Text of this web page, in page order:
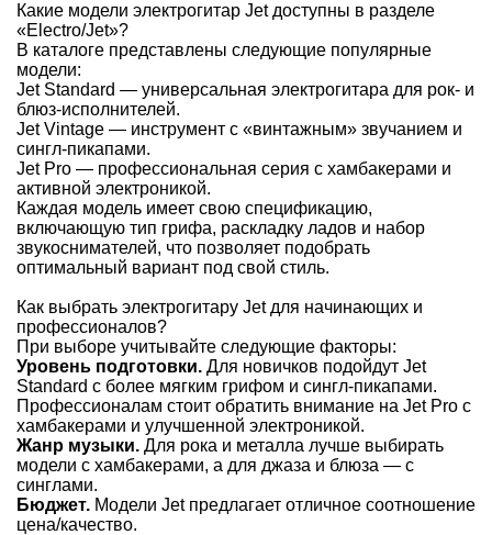
Какие модели электрогитар Jet доступны в разделе
«Electro/Jet»?
В каталоге представлены следующие популярные
модели:
Jet Standard — универсальная электрогитара для рок- и
блюз-исполнителей.
Jet Vintage — инструмент с «винтажным» звучанием и
сингл-пикапами.
Jet Pro — профессиональная серия с хамбакерами и
активной электроникой.
Каждая модель имеет свою спецификацию,
включающую тип грифа, раскладку ладов и набор
звукоснимателей, что позволяет подобрать
оптимальный вариант под свой стиль.
Как выбрать электрогитару Jet для начинающих и
профессионалов?
При выборе учитывайте следующие факторы:
Уровень подготовки. Для новичков подойдут Jet
Standard с более мягким грифом и сингл-пикапами.
Профессионалам стоит обратить внимание на Jet Pro с
хамбакерами и улучшенной электроникой.
Жанр музыки. Для рока и металла лучше выбирать
модели с хамбакерами, а для джаза и блюза — с
синглами.
Бюджет. Модели Jet предлагает отличное соотношение
цена/качество.